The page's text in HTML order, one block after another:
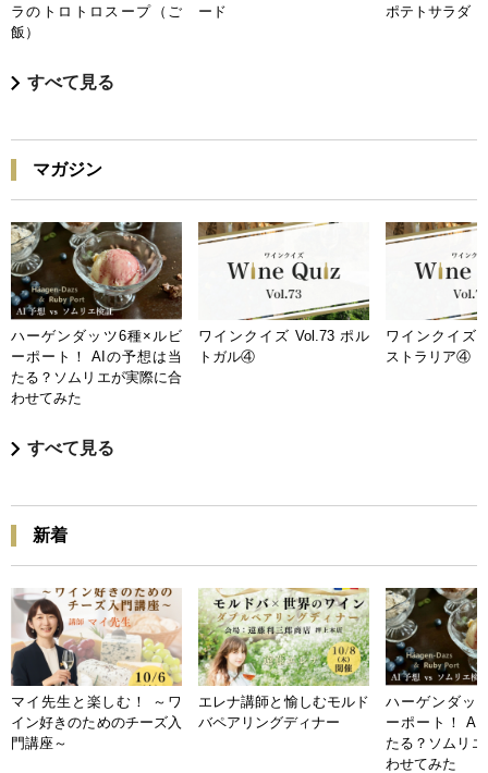
ラのトロトロスープ（ご
飯）
ード
ポテトサラダ
すべて見る
マガジン
ハーゲンダッツ6種×ルビ
ーポート！ AIの予想は当
たる？ソムリエが実際に合
わせてみた
ワインクイズ Vol.73 ポル
トガル④
ワインクイズ
ストラリア④
すべて見る
新着
マイ先生と楽しむ！ ～ワ
イン好きのためのチーズ入
門講座～
エレナ講師と愉しむモルド
バペアリングディナー
ハーゲンダッ
ーポート！ AI
たる？ソムリ
わせてみた